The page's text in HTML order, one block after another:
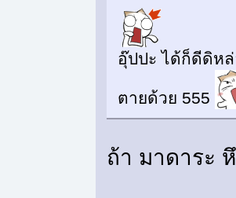
อุ๊ปปะ ได้ก็ดีดิห
ตายด้วย 555
ถ้า มาดาระ